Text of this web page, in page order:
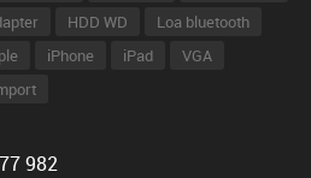
HDD WD
Loa bluetooth
iPhone iPad
VGA
982